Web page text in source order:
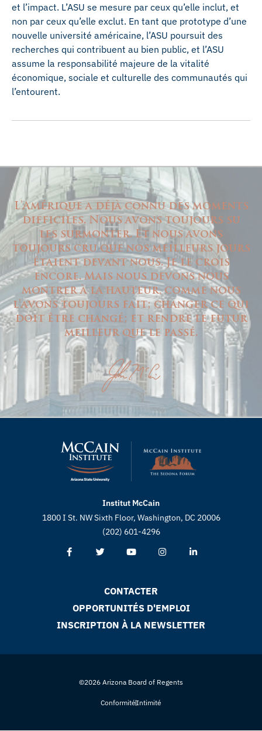
et l’impact. L’ASU se mesure par ceux qu’elle inclut, et
non par ceux qu’elle exclut. En tant que prototype d’une
nouvelle université américaine, l’ASU poursuit des
recherches qui contribuent au bien public, et l’ASU
assume la responsabilité majeure de la vitalité
économique, sociale et culturelle des communautés qui
l’entourent.
L'Amérique a déjà connu des moments
difficiles. Nous avons toujours su
les surmonter. Et nous avons
toujours cru que nos meilleurs jours
étaient devant nous. Je le crois
encore. Mais nous devons nous
montrer à la hauteur, comme nous
l'avons toujours fait; changer ce qui
doit être changé; et rendre le futur
meilleur que le passé.
Institut McCain
1800 I St. NW Sixth Floor, Washington, DC 20006
(202) 601-4296
CONTACTER
OPPORTUNITÉS D'EMPLOI
INSCRIPTION À LA NEWSLETTER
©2026 Arizona Board of Regents
ConformitéIntimité